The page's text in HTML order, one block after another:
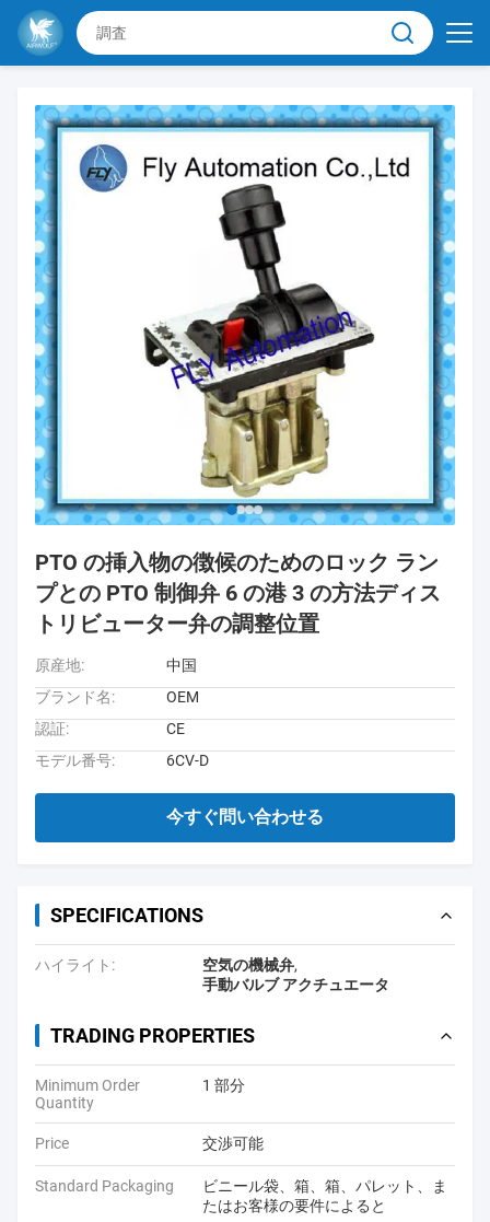
PTO の挿入物の徴候のためのロック ラン
プとの PTO 制御弁 6 の港 3 の方法ディス
トリビューター弁の調整位置
原産地:
中国
ブランド名:
OEM
認証:
CE
モデル番号:
6CV-D
今すぐ問い合わせる
SPECIFICATIONS
ハイライト: 空気の機械弁,
手動バルブ アクチュエータ
TRADING PROPERTIES
Minimum Order
Quantity
1 部分
Price 交渉可能
Standard Packaging
ビニール袋、箱、箱、パレット、ま
たはお客様の要件によると